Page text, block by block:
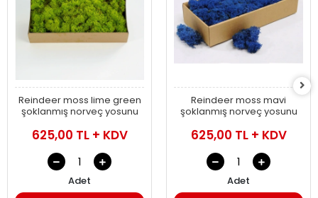
Reindeer moss lime green
şoklanmış norveç yosunu
625,00 TL + KDV
Adet
Reindeer moss mavi
şoklanmış norveç yosunu
625,00 TL + KDV
Adet